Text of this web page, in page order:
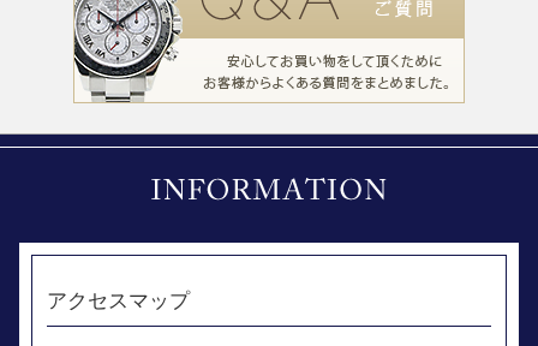
アクセスマップ